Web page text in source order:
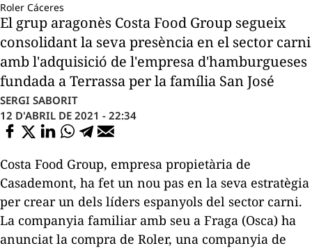
Roler Cáceres
El grup aragonès Costa Food Group segueix
consolidant la seva presència en el sector carni
amb l'adquisició de l'empresa d'hamburgueses
fundada a Terrassa per la família San José
SERGI SABORIT
12 D'ABRIL DE 2021 - 22:34
Costa Food Group, empresa propietària de
Casademont, ha fet un nou pas en la seva estratègia
per crear un dels líders espanyols del sector carni.
La companyia familiar amb seu a Fraga (Osca) ha
anunciat la compra de Roler, una companyia de